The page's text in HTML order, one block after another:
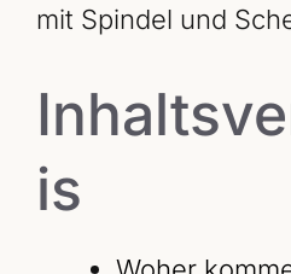
mit Spindel und
is